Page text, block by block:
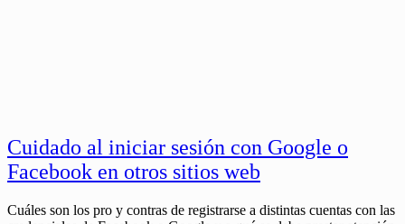
Cuidado al iniciar sesión con Google o
Facebook en otros sitios web
Cuáles son los pro y contras de registrarse a distintas cuentas con las